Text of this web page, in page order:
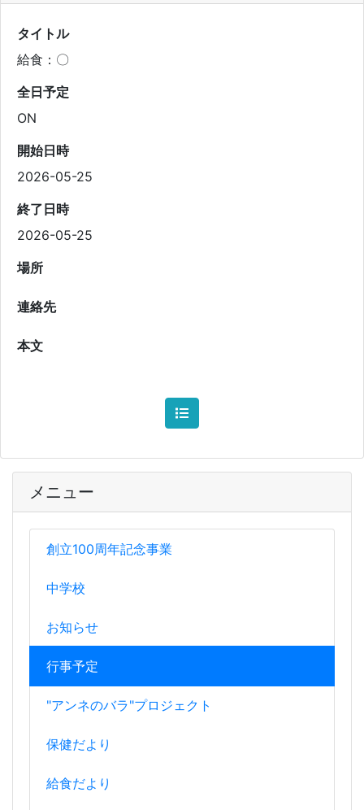
メニュー
創立100周年記念事業
中学校
お知らせ
行事予定
"アンネのバラ"プロジェクト
保健だより
給食だより
タイトル
給食：〇
全日予定
ON
開始日時
2026-05-25
終了日時
2026-05-25
場所
連絡先
本文